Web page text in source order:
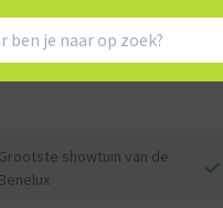
Grootste showtuin van de
Benelux